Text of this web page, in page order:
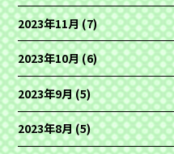
2023年11月(7)
2023年10月(6)
2023年9月(5)
2023年8月(5)